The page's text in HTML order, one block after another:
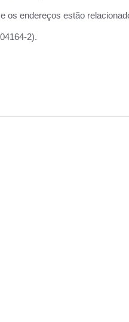
os endereços estão
GONÇALO